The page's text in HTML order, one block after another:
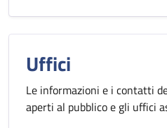
Uffici
Le informazioni e i contatti
aperti al pubblico e gli uffici